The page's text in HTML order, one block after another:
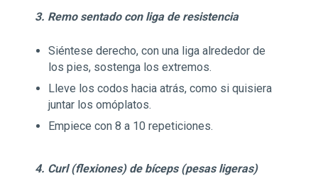
3. Remo sentado con liga de resistencia
Siéntese derecho, con una liga alrededor de
los pies, sostenga los extremos.
Lleve los codos hacia atrás, como si quisiera
juntar los omóplatos.
Empiece con 8 a 10 repeticiones.
4. Curl (flexiones) de bíceps (pesas ligeras)